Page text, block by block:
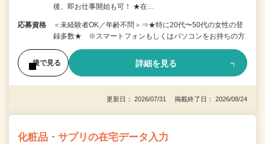
後、即お仕事開始も可！ ★在…
応募資格
＜未経験者OK／年齢不問＞⇒★特に20代〜50代の女性の登
録多数★ ※スマートフォンもしくはパソコンをお持ちの方
後で見る 詳細を見る
更新日： 2026/07/31 掲載終了日： 2026/08/24
化粧品・サプリの在宅データ入力